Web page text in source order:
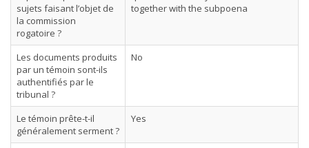
sujets faisant l’objet de
la commission
rogatoire ?
together with the subpoena
Les documents produits
par un témoin sont-ils
authentifiés par le
tribunal ?
No
Le témoin prête-t-il
généralement serment ?
Yes